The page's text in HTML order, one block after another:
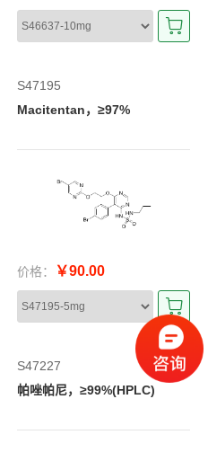
S47195
Macitentan，≥97%
价格： ￥90.00
S47227
帕唑帕尼，≥99%(HPLC)